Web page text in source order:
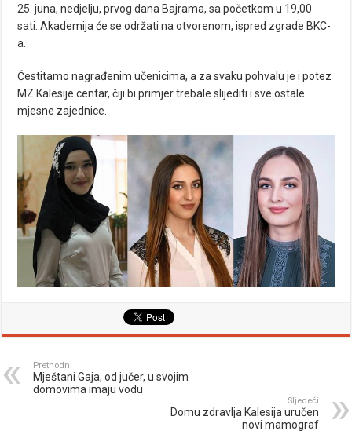
25. juna, nedjelju, prvog dana Bajrama, sa početkom u 19,00
sati. Akademija će se održati na otvorenom, ispred zgrade BKC-
a.
Čestitamo nagrađenim učenicima, a za svaku pohvalu je i potez
MZ Kalesije centar, čiji bi primjer trebale slijediti i sve ostale
mjesne zajednice.
Prethodni
Mještani Gaja, od jučer, u svojim
domovima imaju vodu
Sljedeći
Domu zdravlja Kalesija uručen
novi mamograf